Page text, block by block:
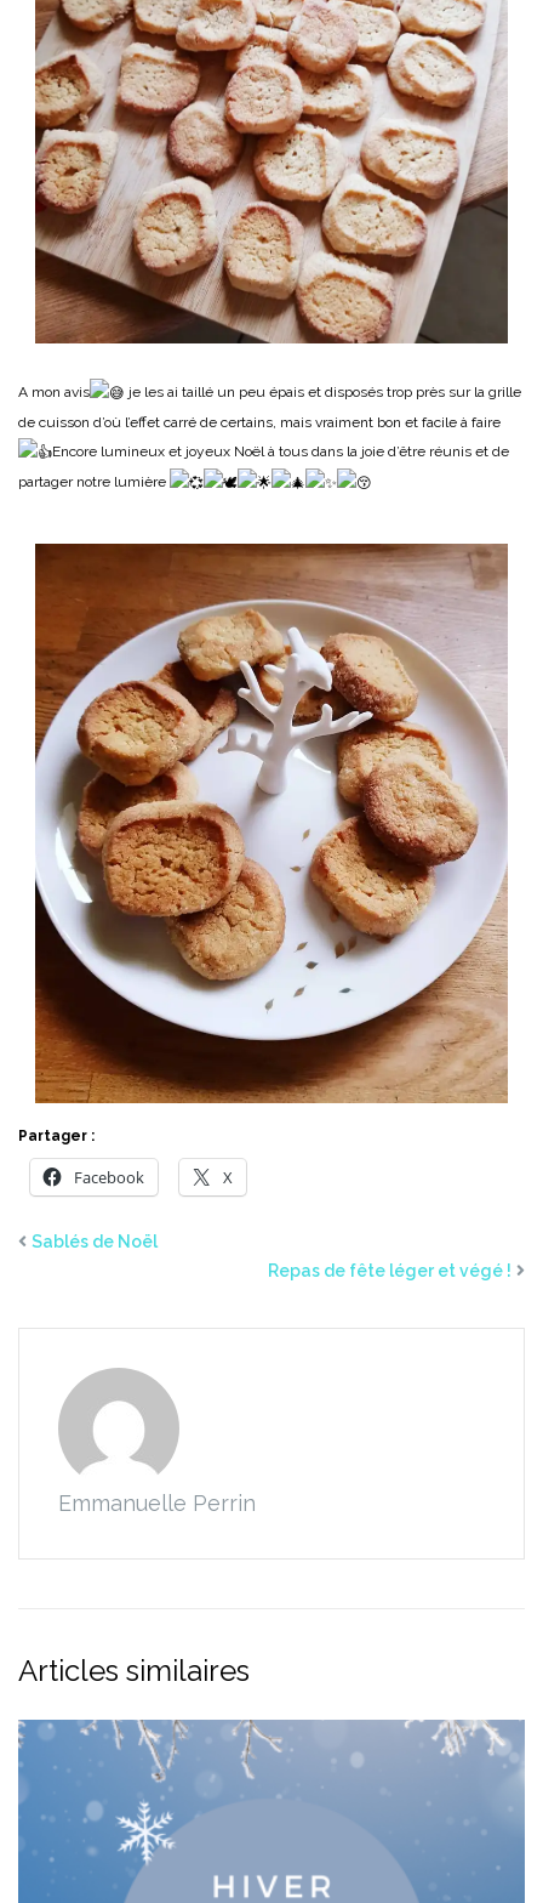
A mon avis
je les ai taillé un peu épais et disposés trop près sur la grille
de cuisson d’où l’effet carré de certains, mais vraiment bon et facile à faire
Encore lumineux et joyeux Noël à tous dans la joie d’être réunis et de
partager notre lumière
Partager :
Facebook X
Sablés de Noël
Repas de fête léger et végé !
Emmanuelle Perrin
Articles similaires